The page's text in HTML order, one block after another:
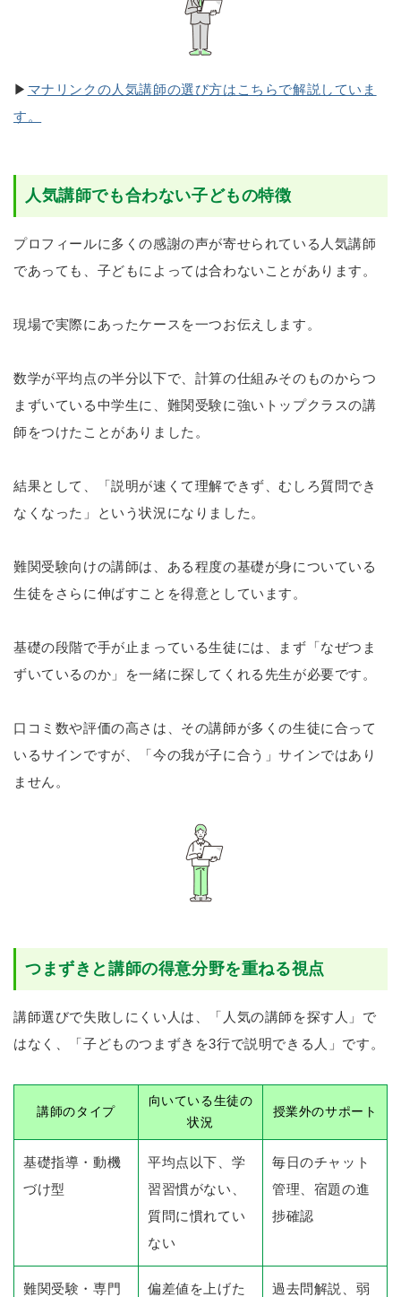
▶ マナリンクの人気講師の選び方はこちらで解説していま
す。
人気講師でも合わない子どもの特徴
プロフィールに多くの感謝の声が寄せられている人気講師
であっても、子どもによっては合わないことがあります。
現場で実際にあったケースを一つお伝えします。
数学が平均点の半分以下で、計算の仕組みそのものからつ
まずいている中学生に、難関受験に強いトップクラスの講
師をつけたことがありました。
結果として、「説明が速くて理解できず、むしろ質問でき
なくなった」という状況になりました。
難関受験向けの講師は、ある程度の基礎が身についている
生徒をさらに伸ばすことを得意としています。
基礎の段階で手が止まっている生徒には、まず「なぜつま
ずいているのか」を一緒に探してくれる先生が必要です。
口コミ数や評価の高さは、その講師が多くの生徒に合って
いるサインですが、「今の我が子に合う」サインではあり
ません。
つまずきと講師の得意分野を重ねる視点
講師選びで失敗しにくい人は、「人気の講師を探す人」で
はなく、「子どものつまずきを3行で説明できる人」です。
講師のタイプ
向いている生徒の
状況
授業外のサポート
基礎指導・動機
づけ型
平均点以下、学
習習慣がない、
質問に慣れてい
ない
毎日のチャット
管理、宿題の進
捗確認
難関受験・専門 偏差値を上げた 過去問解説、弱